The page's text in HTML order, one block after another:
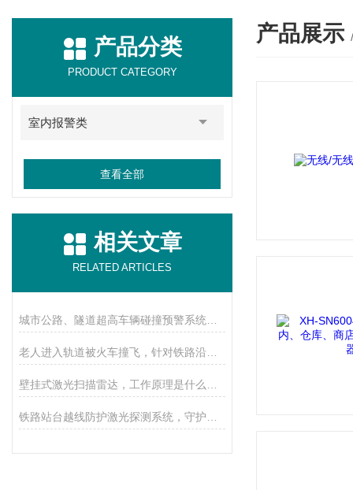
产品分类
PRODUCT CATEGORY
室内报警类
查看全部
相关文章
RELATED ARTICLES
产品展示